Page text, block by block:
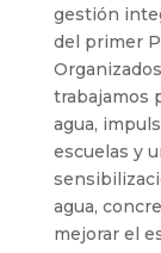
gestión
del primer
trabajamos
agua,
escuelas y
agua,
mejorar el